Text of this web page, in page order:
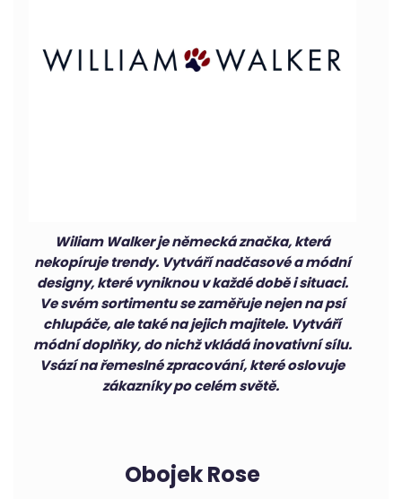
Wiliam Walker je německá značka, která
nekopíruje trendy. Vytváří nadčasové a módní
designy, které vyniknou v každé době i situaci.
Ve svém sortimentu se zaměřuje nejen na psí
chlupáče, ale také na jejich majitele. Vytváří
módní doplňky, do nichž vkládá inovativní sílu.
Vsází na řemeslné zpracování, které oslovuje
zákazníky po celém světě.
Obojek Rose